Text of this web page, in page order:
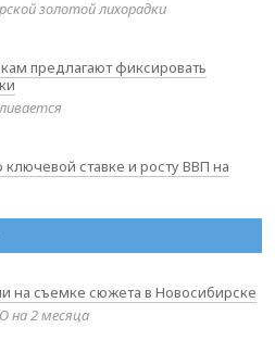
золотой лихорадки
предлагают фиксировать
ставке и росту ВВП на
на съемке сюжета в Новосибирске
на 2 месяца